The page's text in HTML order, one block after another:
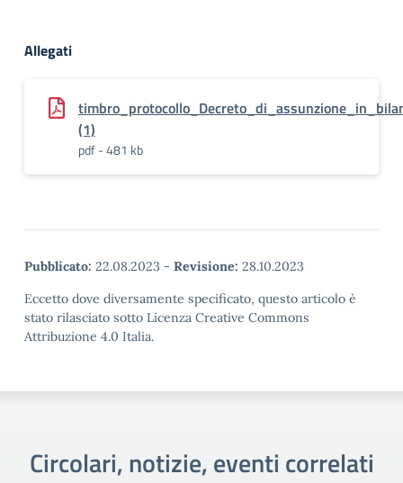
Allegati
(1)
pdf - 481 kb
Pubblicato: 22.08.2023 - Revisione: 28.10.2023
Eccetto dove diversamente specificato, questo articolo è
stato rilasciato sotto Licenza Creative Commons
Attribuzione 4.0 Italia.
Circolari, notizie, eventi correlati